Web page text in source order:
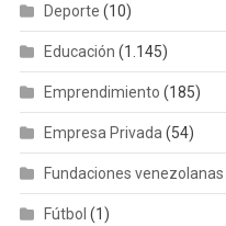
Deporte (10)
Educación (1.145)
Emprendimiento (185)
Empresa Privada (54)
Fundaciones venezolanas
Fútbol (1)